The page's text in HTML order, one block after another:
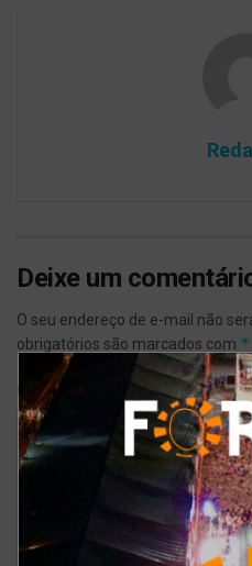
Deixe um
O seu endereço de e-mail não
obrigatórios são marcados com *
Comentário